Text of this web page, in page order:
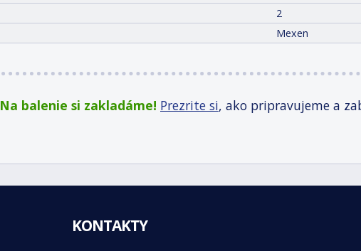
2
Mexen
Na balenie si zakladáme! Prezrite si, ako pripravujeme a
KONTAKTY